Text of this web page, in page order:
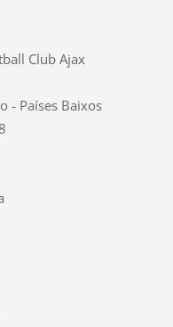
Club Ajax
- Países Baixos